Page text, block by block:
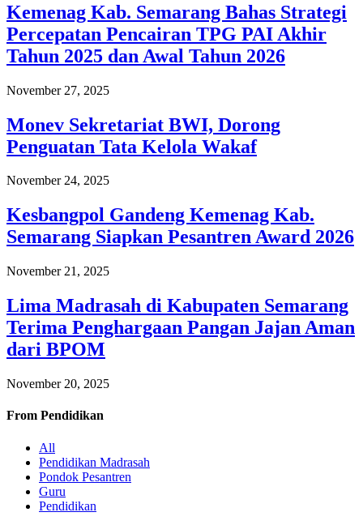
Kemenag Kab. Semarang Bahas Strategi
Percepatan Pencairan TPG PAI Akhir
Tahun 2025 dan Awal Tahun 2026
November 27, 2025
Monev Sekretariat BWI, Dorong
Penguatan Tata Kelola Wakaf
November 24, 2025
Kesbangpol Gandeng Kemenag Kab.
Semarang Siapkan Pesantren Award 2026
November 21, 2025
Lima Madrasah di Kabupaten Semarang
Terima Penghargaan Pangan Jajan Aman
dari BPOM
November 20, 2025
From Pendidikan
All
Pendidikan Madrasah
Pondok Pesantren
Guru
Pendidikan